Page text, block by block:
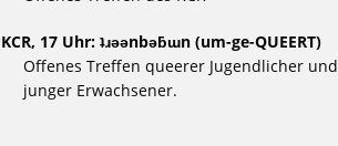
KCR, 17 Uhr: ʇɹǝǝnbǝƃɯn (um-ge-QUEERT)
Offenes Treffen queerer Jugendlicher und
junger Erwachsener.